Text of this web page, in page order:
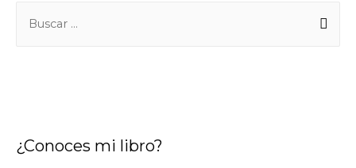
¿Conoces mi libro?